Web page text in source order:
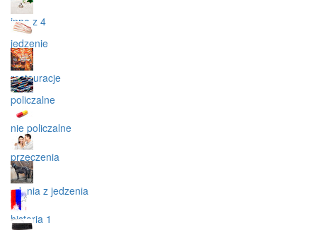
inne z 4
jedzenie
restauracje
policzalne
nie policzalne
przeczenia
zdania z jedzenia
historia 1